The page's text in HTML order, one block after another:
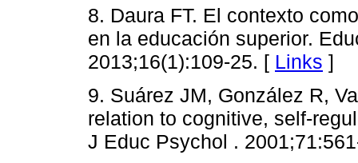
8. Daura FT. El contexto
en la educación superior.
2013;16(1):109-25. [ Links ]
9. Suárez JM, González R,
relation to cognitive, self-
J Educ Psychol .